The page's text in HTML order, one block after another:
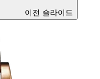
이전 슬라이드